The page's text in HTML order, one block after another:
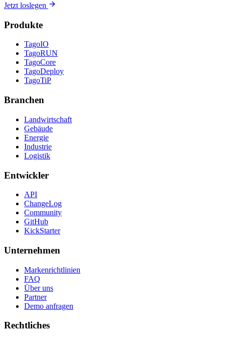
Jetzt loslegen
Produkte
TagoIO
TagoRUN
TagoCore
TagoDeploy
TagoTiP
Branchen
Landwirtschaft
Gebäude
Energie
Industrie
Logistik
Entwickler
API
ChangeLog
Community
GitHub
KickStarter
Unternehmen
Markenrichtlinien
FAQ
Über uns
Partner
Demo anfragen
Rechtliches